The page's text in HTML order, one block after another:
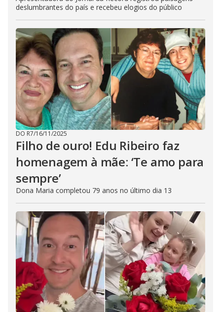
deslumbrantes do país e recebeu elogios do público
DO R7/16/11/2025
Filho de ouro! Edu Ribeiro faz
homenagem à mãe: ‘Te amo para
sempre’
Dona Maria completou 79 anos no último dia 13